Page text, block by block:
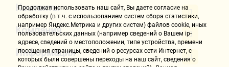
Контакты
Компания
Информация
Продолжая использовать наш cайт, Вы даете согласие на
обработку (в т.ч. с использованием систем сбора статистики,
например Яндекс.Метрика и других систем) файлов cookie, иных
пользовательских данных (например сведений о Вашем ip-
адресе, сведений о местоположении, типе устройства, времени
посещения страницы, сведений о ресурсах сети Интернет, с
которых были совершены переходы на наш сайт, сведения о